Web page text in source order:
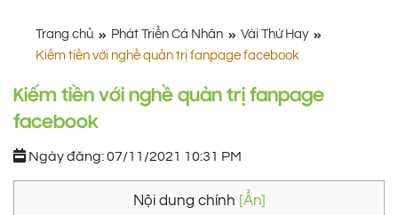
Trang chủ Phát Triển Cá Nhân
Vài Thứ Hay
Kiếm tiền với nghề quản trị fanpage facebook
Kiếm tiền với nghề quản trị fanpage
facebook
Ngày đăng: 07/11/2021 10:31 PM
Nội dung chính [Ẩn]